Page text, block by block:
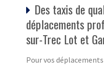
Des taxis de
déplacements
sur-Trec Lot et
Pour vos